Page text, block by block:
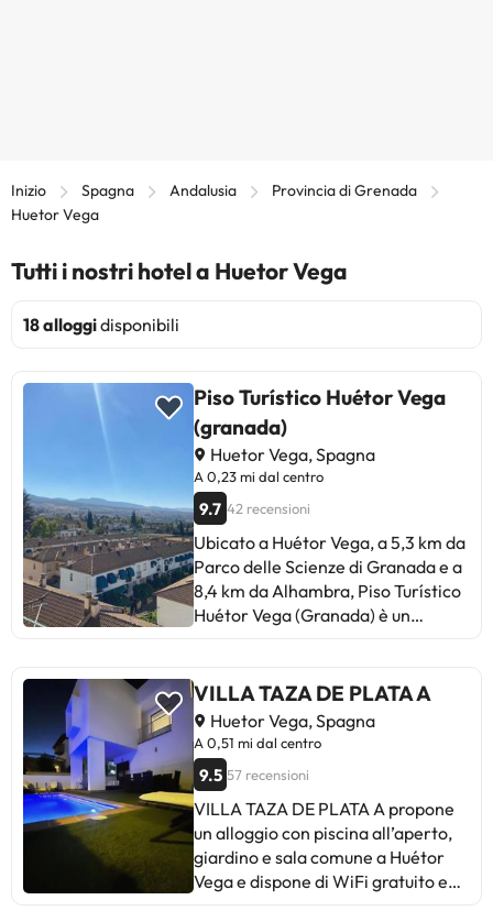
Inizio Spagna Andalusia
Provincia di Grenada
Huetor Vega
Tutti i nostri hotel a Huetor Vega
18 alloggidisponibili
Piso Turístico Huétor Vega
(granada)
Huetor Vega, Spagna
A 0,23 mi dal centro
9.7 42 recensioni
Ubicato a Huétor Vega, a 5,3 km da
Parco delle Scienze di Granada e a
8,4 km da Alhambra, Piso Turístico
Huétor Vega (Granada) è un
Questo appartamento propone un
alloggio con balcone. Questo
appartamento offre 3 camere da
letto, un soggiorno con TV a
schermo piatto, una cucina con
utensili e 2 bagni con bidet e vasca
da bagno. Museo San Juan de Dios
è a 9,4 km da questo
appartamento, mentre Quartiere
VILLA TAZA DE PLATA A
Huetor Vega, Spagna
A 0,51 mi dal centro
9.5 57 recensioni
VILLA TAZA DE PLATA A propone
un alloggio con piscina all’aperto,
giardino e sala comune a Huétor
Vega e dispone di WiFi gratuito e